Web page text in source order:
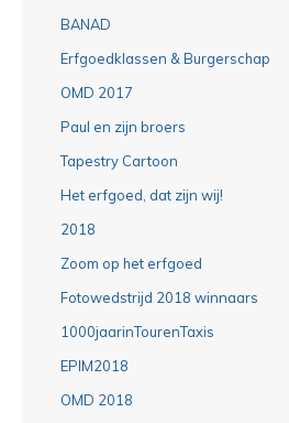
BANAD
Erfgoedklassen & Burgerschap
OMD 2017
Paul en zijn broers
Tapestry Cartoon
Het erfgoed, dat zijn wij!
2018
Zoom op het erfgoed
Fotowedstrijd 2018 winnaars
1000jaarinTourenTaxis
EPIM2018
OMD 2018